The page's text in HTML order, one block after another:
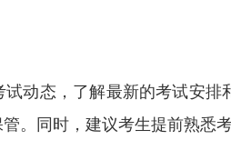
动态，了解最新的考试安
。同时，建议考生提前熟悉